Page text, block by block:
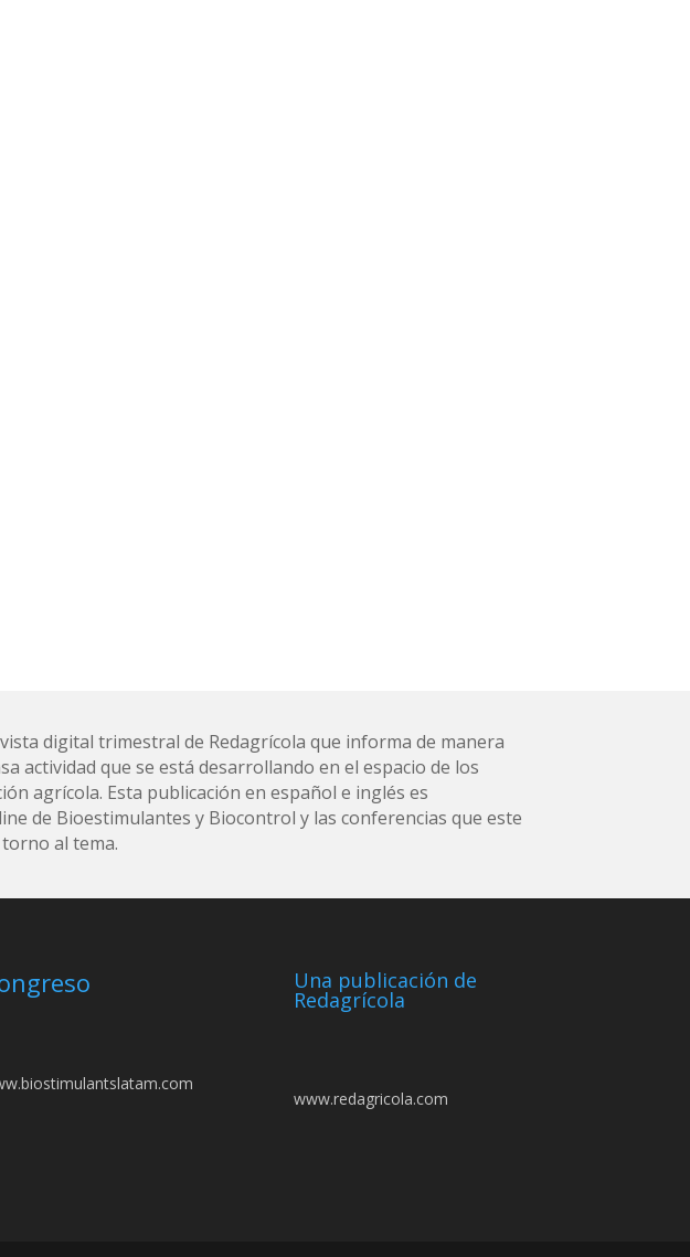
digital trimestral de Redagrícola que informa de manera
actividad que se está desarrollando en el espacio de los
agrícola. Esta publicación en español e inglés es
de Bioestimulantes y Biocontrol y las conferencias que este
al tema.
Una publicación de
Redagrícola
www.redagricola.com